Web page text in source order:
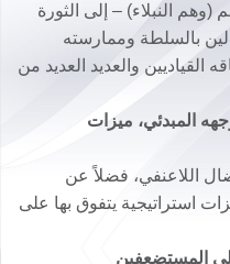
(وهم النبلاء) – إلى الثورة
بالسلطة وممارسته
القياديين والعديد العديد من
المبدئي، ميزات
اللاعنفي، فضلاً عن
استراتيجية يتفوق بها على